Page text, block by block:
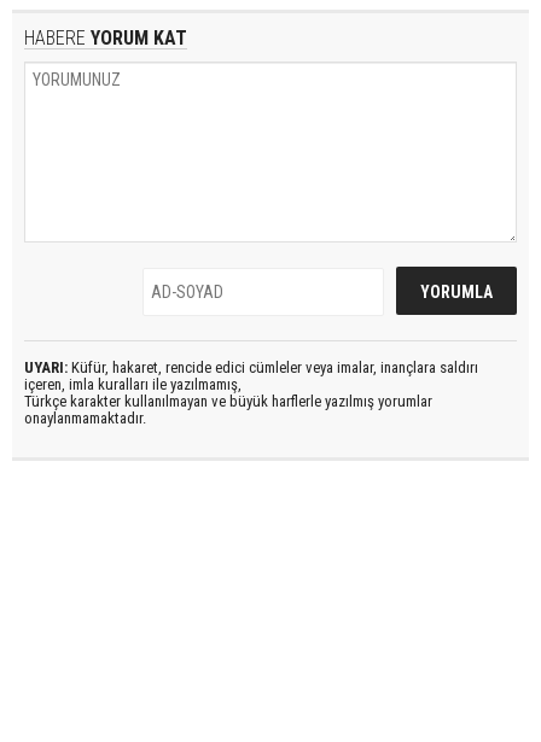
HABERE YORUM KAT
UYARI: Küfür, hakaret, rencide edici cümleler veya imalar, inançlara saldırı
içeren, imla kuralları ile yazılmamış,
Türkçe karakter kullanılmayan ve büyük harflerle yazılmış yorumlar
onaylanmamaktadır.